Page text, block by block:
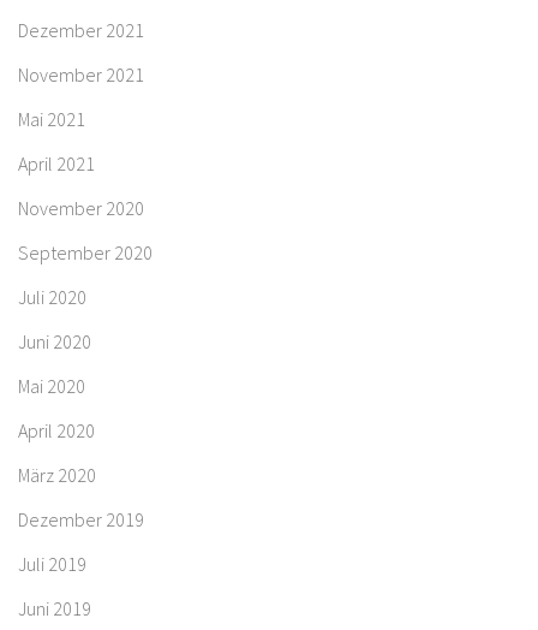
Dezember 2021
November 2021
Mai 2021
April 2021
November 2020
September 2020
Juli 2020
Juni 2020
Mai 2020
April 2020
März 2020
Dezember 2019
Juli 2019
Juni 2019